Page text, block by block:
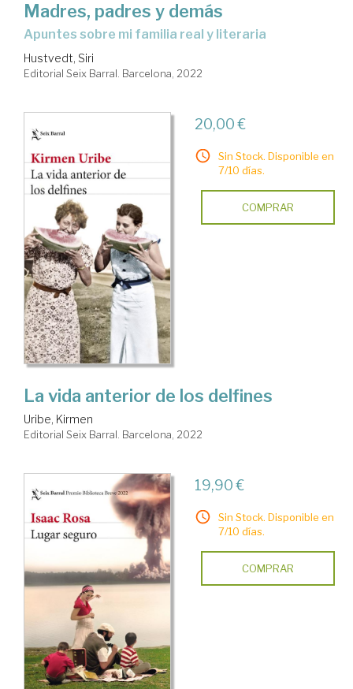
Madres, padres y demás
apuntes sobre mi familia real y literaria
Hustvedt, Siri
Editorial Seix Barral. Barcelona, 2022
20,00 €
Sin Stock. Disponible en
7/10 días.
COMPRAR
La vida anterior de los delfines
Uribe, Kirmen
Editorial Seix Barral. Barcelona, 2022
19,90 €
Sin Stock. Disponible en
7/10 días.
COMPRAR